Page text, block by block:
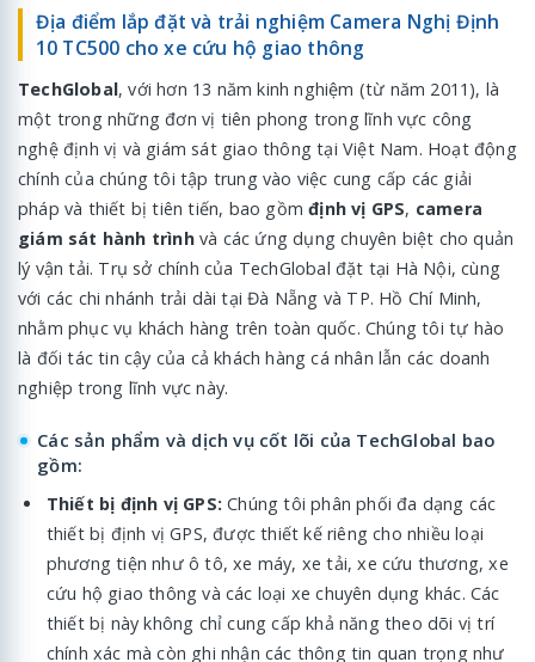
Địa điểm lắp đặt và trải nghiệm Camera Nghị Định
10 TC500 cho xe cứu hộ giao thông
TechGlobal, với hơn 13 năm kinh nghiệm (từ năm 2011), là
một trong những đơn vị tiên phong trong lĩnh vực công
nghệ định vị và giám sát giao thông tại Việt Nam. Hoạt động
chính của chúng tôi tập trung vào việc cung cấp các giải
pháp và thiết bị tiên tiến, bao gồmđịnh vị GPS, camera
giám sát hành trìnhvà các ứng dụng chuyên biệt cho quản
lý vận tải. Trụ sở chính của TechGlobal đặt tại Hà Nội, cùng
với các chi nhánh trải dài tại Đà Nẵng và TP. Hồ Chí Minh,
nhằm phục vụ khách hàng trên toàn quốc. Chúng tôi tự hào
là đối tác tin cậy của cả khách hàng cá nhân lẫn các doanh
nghiệp trong lĩnh vực này.
Các sản phẩm và dịch vụ cốt lõi của TechGlobal bao
gồm:
Thiết bị định vị GPS: Chúng tôi phân phối đa dạng các
thiết bị định vị GPS, được thiết kế riêng cho nhiều loại
phương tiện như ô tô, xe máy, xe tải, xe cứu thương, xe
cứu hộ giao thông và các loại xe chuyên dụng khác. Các
thiết bị này không chỉ cung cấp khả năng theo dõi vị trí
chính xác mà còn ghi nhận các thông tin quan trọng như